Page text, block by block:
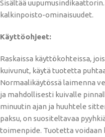
Sisältää
kalkinpoisto-ominaisuudet.
Käyttöohjeet:
Raskaissa käyttökohteissa,
kuivunut, käytä tuotetta
Normaalikäytössä laimenna
ja mahdollisesti kuivalle
minuutin ajan ja huuhtele
paksu, on suositeltavaa
toimenpide. Tuotetta voidaan